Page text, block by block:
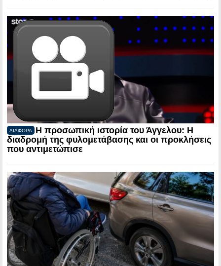
ΔΙΑΦΟΡΑ
Η προσωπική ιστορία του Άγγελου: Η
διαδρομή της φυλομετάβασης και οι προκλήσεις
που αντιμετώπισε